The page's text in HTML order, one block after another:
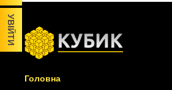
УВІЙТИ
Головна